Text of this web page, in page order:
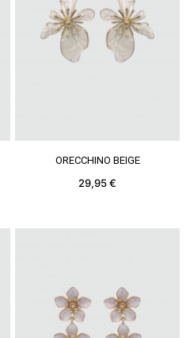
VEDERE DI PIÙ
ORECCHINO BEIGE
29,95 €